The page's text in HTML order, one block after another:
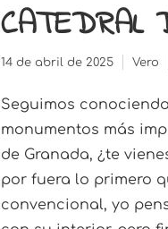
CATEDRAL
14 de abril de 2025 Vero
Seguimos
monumentos más
de Granada, ¿te
por fuera lo primero
convencional, yo